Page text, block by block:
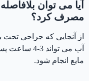
آیا می توان
مصرف کرد؟
از آنجایی که جراحی
آب می
مایع انجام شود.